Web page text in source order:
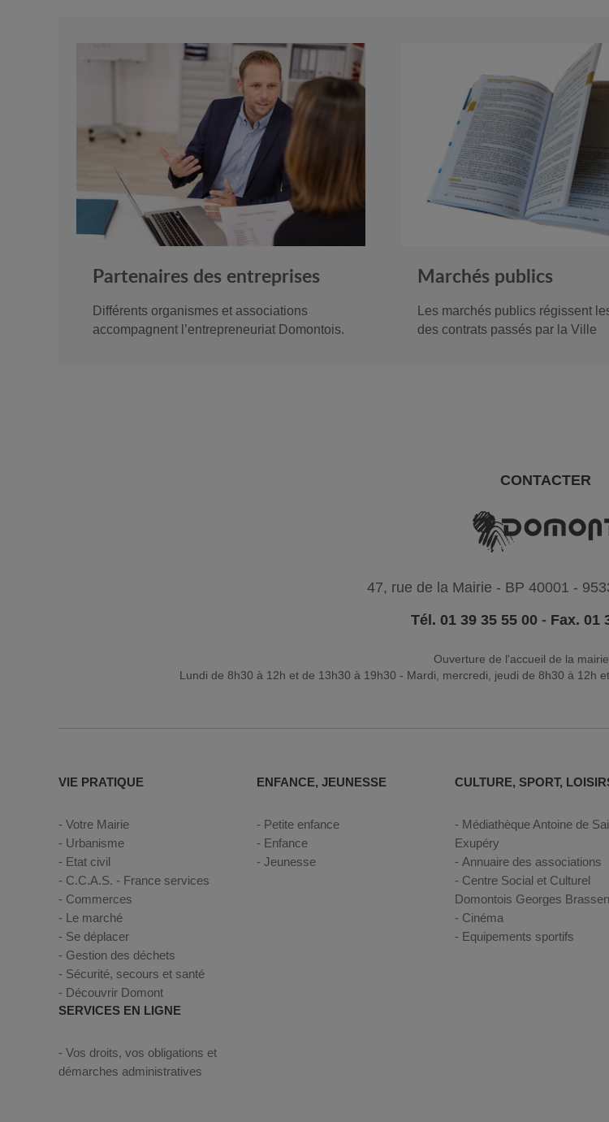
Partenaires des entreprises
Différents organismes et associations
accompagnent l’entrepreneuriat Domontois.
Marchés publics
Les marchés publics régissent
des contrats passés par la Ville
CONTACTER
47, rue de la Mairie - BP 40001 -
Tél. 01 39 35 55 00 - Fax. 01
Ouverture de l'accueil de la
Lundi de 8h30 à 12h et de 13h30 à 19h30 - Mardi, mercredi, jeudi de 8h30 à 12h
VIE PRATIQUE
Votre Mairie
Urbanisme
Etat civil
C.C.A.S. - France services
Commerces
Le marché
Se déplacer
Gestion des déchets
Sécurité, secours et santé
Découvrir Domont
ENFANCE, JEUNESSE
Petite enfance
Enfance
Jeunesse
CULTURE, SPORT,
Médiathèque Antoine de
Exupéry
Annuaire des associations
Centre Social et Culturel
Domontois Georges
Cinéma
Equipements sportifs
SERVICES EN LIGNE
Vos droits, vos obligations et
démarches administratives